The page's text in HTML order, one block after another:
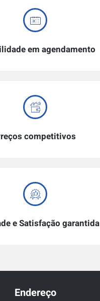
em agendamento
competitivos
e Satisfação garantida
Endereço